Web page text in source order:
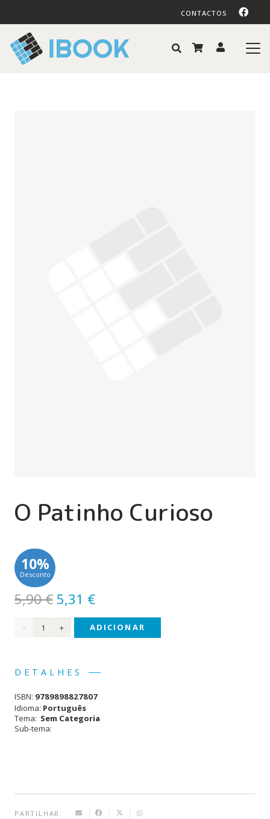
CONTACTOS
O Patinho Curioso
10%
Desconto
5,90€ O
preço
original
5,90 €.
5,31 €O
preço
atual
Quantidade
ADICIONAR
DETALHES
ISBN: 9789898827807
Idioma: Português
Tema: Sem Categoria
Sub-tema:
PARTILHAR: